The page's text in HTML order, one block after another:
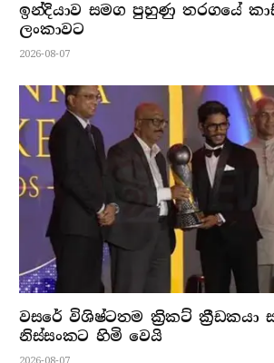
ඉන්දියාව සමග පුහුණු තරගයේ
ලංකාවට
2026-08-07
වසරේ විශිෂ්ටතම ක්‍රිකට් ක්‍රීඩකයා
නිස්සංකට හිමි වෙයි